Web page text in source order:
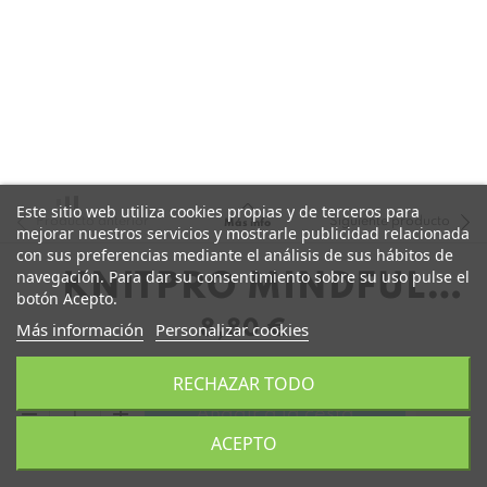
Más info
Producto anterior Siguiente producto
KNITPRO MINDFUL
FIJAS 80CM
8,80 €
Añadir a la cesta
add
remove
Este sitio web utiliza cookies propias y de terceros para
mejorar nuestros servicios y mostrarle publicidad relacionada
con sus preferencias mediante el análisis de sus hábitos de
navegación. Para dar su consentimiento sobre su uso pulse el
botón Acepto.
Más información Personalizar cookies
RECHAZAR TODO
ACEPTO